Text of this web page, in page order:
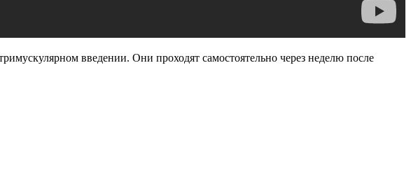
введении. Они проходят самостоятельно через неделю после